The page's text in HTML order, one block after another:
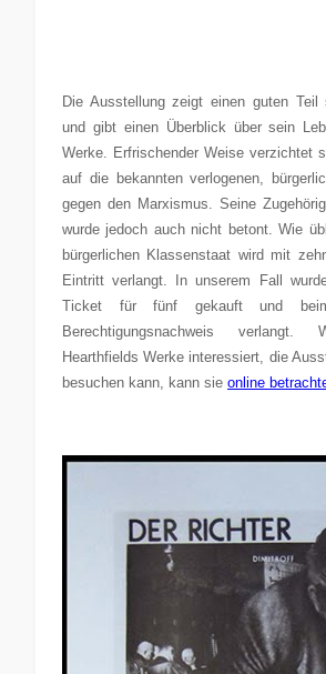
Die Ausstellung zeigt einen guten Teil
und gibt einen Überblick über sein
Werke. Erfrischender Weise verzichtet
auf die bekannten verlogenen,
gegen den Marxismus. Seine
wurde jedoch auch nicht betont. Wie
bürgerlichen Klassenstaat wird mit
Eintritt verlangt. In unserem Fall
Ticket für fünf gekauft und
Berechtigungsnachweis
Hearthfields Werke interessiert, die
besuchen kann, kann sie online